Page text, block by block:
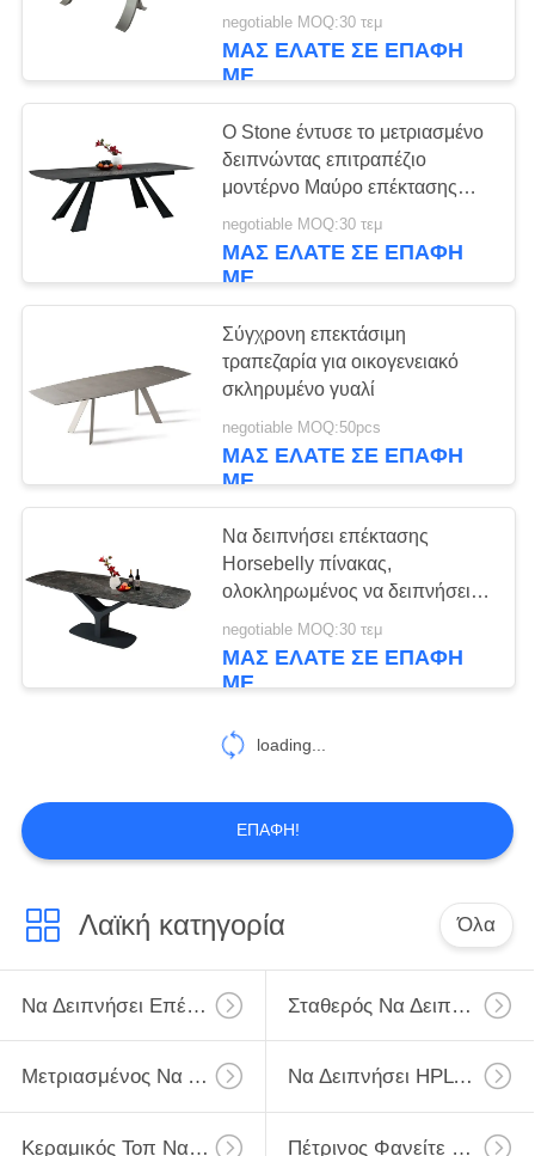
γυαλιού επιτραπέζιο λέιζερ
Cutted σε στρώματα
negotiable MOQ:30 τεμ
ΜΑΣ ΕΛΆΤΕ ΣΕ ΕΠΑΦΉ
ΜΕ
Ο Stone έντυσε το μετριασμένο
δειπνώντας επιτραπέζιο
μοντέρνο Μαύρο επέκτασης
γυαλιού για 12 καθίσματα
negotiable MOQ:30 τεμ
ΜΑΣ ΕΛΆΤΕ ΣΕ ΕΠΑΦΉ
ΜΕ
Σύγχρονη επεκτάσιμη
τραπεζαρία για οικογενειακό
σκληρυμένο γυαλί
negotiable MOQ:50pcs
ΜΑΣ ΕΛΆΤΕ ΣΕ ΕΠΑΦΉ
ΜΕ
Να δειπνήσει επέκτασης
Horsebelly πίνακας,
ολοκληρωμένος να δειπνήσει
2,3 μέτρων γυαλί πίνακας
negotiable MOQ:30 τεμ
ΜΑΣ ΕΛΆΤΕ ΣΕ ΕΠΑΦΉ
ΜΕ
loading...
ΕΠΑΦΉ!
Λαϊκή κατηγορία Όλα
Να Δειπνήσει Επέκτασης Πίνακας Σταθερός Να Δειπνήσει Πίνακας
Μετριασμένος Να Δειπνήσει Γυαλιού Πίνακας Να Δειπνήσει HPL Πίνακας
Κεραμικός Τοπ Να Δειπνήσει Πίνακας Πέτρινος Φανείτε Να Δειπνήσει Πίνακας